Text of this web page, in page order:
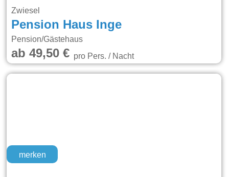
Zwiesel
Pension Haus Inge
Pension/Gästehaus
ab 49,50 €pro Pers. / Nacht
merken